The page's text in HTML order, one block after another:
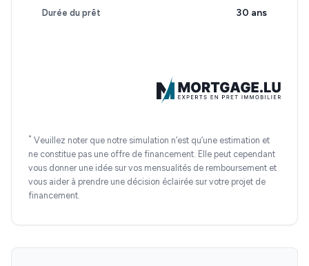
Durée du prêt 30 ans
* Veuillez noter que notre simulation n’est qu’une estimation et
ne constitue pas une offre de financement. Elle peut cependant
vous donner une idée sur vos mensualités de remboursement et
vous aider à prendre une décision éclairée sur votre projet de
financement.